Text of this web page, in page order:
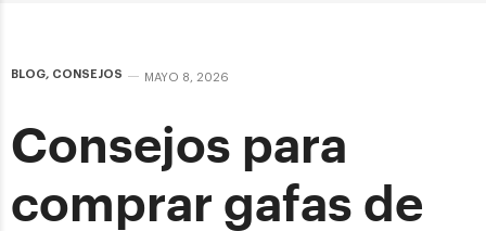
BLOG, CONSEJOS MAYO 8, 2026
Consejos para
comprar gafas de